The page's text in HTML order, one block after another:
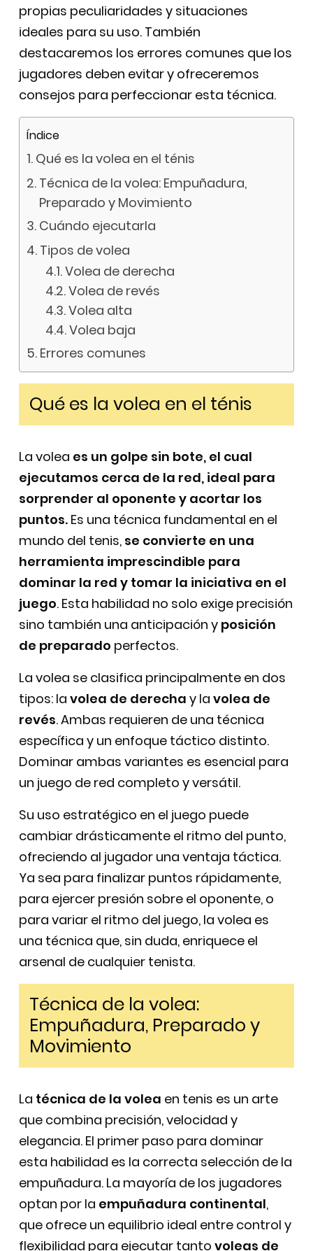
propias peculiaridades y situaciones
ideales para su uso. También
destacaremos los errores comunes que los
jugadores deben evitar y ofreceremos
consejos para perfeccionar esta técnica.
Índice
Qué es la volea en el ténis
Técnica de la volea: Empuñadura,
Preparado y Movimiento
Cuándo ejecutarla
Tipos de volea
Volea de derecha
Volea de revés
Volea alta
Volea baja
Errores comunes
Qué es la volea en el ténis
La volea es un golpe sin bote, el cual
ejecutamos cerca de la red, ideal para
sorprender al oponente y acortar los
puntos. Es una técnica fundamental en el
mundo del tenis, se convierte en una
herramienta imprescindible para
dominar la red y tomar la iniciativa en el
juego. Esta habilidad no solo exige precisión
sino también una anticipación y posición
de preparado perfectos.
La volea se clasifica principalmente en dos
tipos: la volea de derecha y la volea de
revés. Ambas requieren de una técnica
específica y un enfoque táctico distinto.
Dominar ambas variantes es esencial para
un juego de red completo y versátil.
Su uso estratégico en el juego puede
cambiar drásticamente el ritmo del punto,
ofreciendo al jugador una ventaja táctica.
Ya sea para finalizar puntos rápidamente,
para ejercer presión sobre el oponente, o
para variar el ritmo del juego, la volea es
una técnica que, sin duda, enriquece el
arsenal de cualquier tenista.
Técnica de la volea:
Empuñadura, Preparado y
Movimiento
La técnica de la volea en tenis es un arte
que combina precisión, velocidad y
elegancia. El primer paso para dominar
esta habilidad es la correcta selección de la
empuñadura. La mayoría de los jugadores
optan por la empuñadura continental,
que ofrece un equilibrio ideal entre control y
flexibilidad para ejecutar tanto voleas de